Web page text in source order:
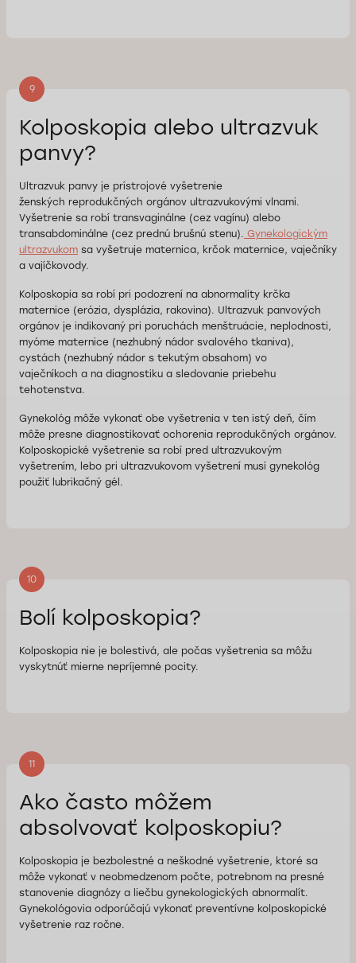
9
Kolposkopia alebo ultrazvuk
panvy?
Ultrazvuk panvy je prístrojové vyšetrenie
ženských reprodukčných orgánov ultrazvukovými vlnami.
Vyšetrenie sa robí transvaginálne (cez vagínu) alebo
transabdominálne (cez prednú brušnú stenu). Gynekologickým
ultrazvukom sa vyšetruje maternica, krčok maternice, vaječníky
a vajíčkovody.
Kolposkopia sa robí pri podozrení na abnormality krčka
maternice (erózia, dysplázia, rakovina). Ultrazvuk panvových
orgánov je indikovaný pri poruchách menštruácie, neplodnosti,
myóme maternice (nezhubný nádor svalového tkaniva),
cystách (nezhubný nádor s tekutým obsahom) vo
vaječníkoch a na diagnostiku a sledovanie priebehu
tehotenstva.
Gynekológ môže vykonať obe vyšetrenia v ten istý deň, čím
môže presne diagnostikovať ochorenia reprodukčných orgánov.
Kolposkopické vyšetrenie sa robí pred ultrazvukovým
vyšetrením, lebo pri ultrazvukovom vyšetrení musí gynekológ
použiť lubrikačný gél.
10
Bolí kolposkopia?
Kolposkopia nie je bolestivá, ale počas vyšetrenia sa môžu
vyskytnúť mierne nepríjemné pocity.
11
Ako často môžem
absolvovať kolposkopiu?
Kolposkopia je bezbolestné a neškodné vyšetrenie, ktoré sa
môže vykonať v neobmedzenom počte, potrebnom na presné
stanovenie diagnózy a liečbu gynekologických abnormalít.
Gynekológovia odporúčajú vykonať preventívne kolposkopické
vyšetrenie raz ročne.